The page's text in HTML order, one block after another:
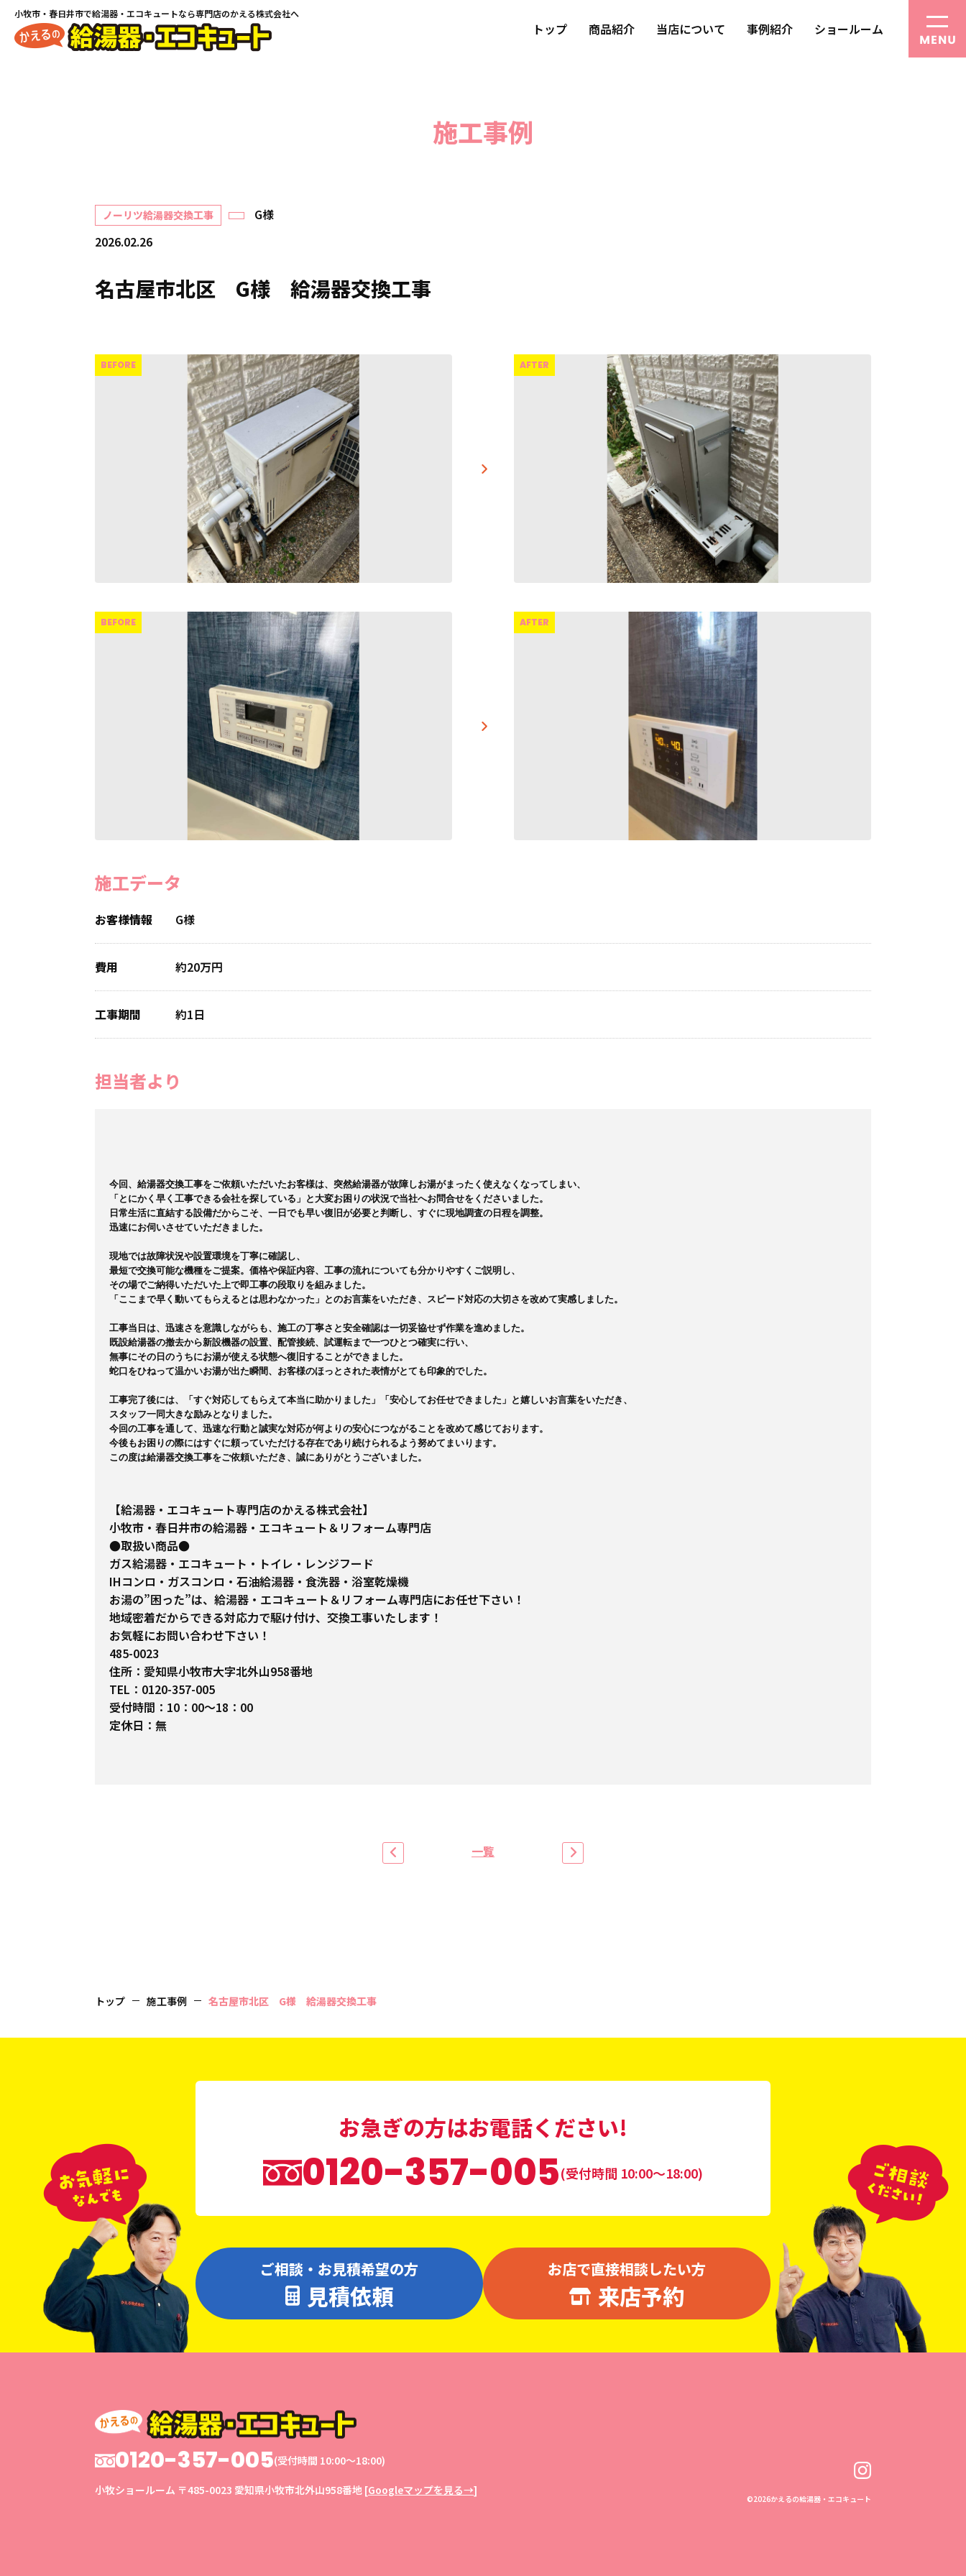
小牧市・春日井市で給湯器・エコキュートなら専門店のかえる株式会社へ
トップ 商品紹介 当店について 事例紹介 ショールーム
施工事例
ノーリツ給湯器交換工事
G様
2026.02.26
名古屋市北区 G様 給湯器交換工事
施工データ
お客様情報 G様
費用 約20万円
工事期間 約1日
担当者より
今回、給湯器交換工事をご依頼いただいたお客様は、突然給湯器が故障しお湯がまったく使えなくなってしまい、
「とにかく早く工事できる会社を探している」と大変お困りの状況で当社へお問合せをくださいました。
日常生活に直結する設備だからこそ、一日でも早い復旧が必要と判断し、すぐに現地調査の日程を調整。
迅速にお伺いさせていただきました。
現地では故障状況や設置環境を丁寧に確認し、
最短で交換可能な機種をご提案。価格や保証内容、工事の流れについても分かりやすくご説明し、
その場でご納得いただいた上で即工事の段取りを組みました。
「ここまで早く動いてもらえるとは思わなかった」とのお言葉をいただき、スピード対応の大切さを改めて実感しました。
工事当日は、迅速さを意識しながらも、施工の丁寧さと安全確認は一切妥協せず作業を進めました。
既設給湯器の撤去から新設機器の設置、配管接続、試運転まで一つひとつ確実に行い、
無事にその日のうちにお湯が使える状態へ復旧することができました。
蛇口をひねって温かいお湯が出た瞬間、お客様のほっとされた表情がとても印象的でした。
工事完了後には、「すぐ対応してもらえて本当に助かりました」「安心してお任せできました」と嬉しいお言葉をいただき、
スタッフ一同大きな励みとなりました。
今回の工事を通して、迅速な行動と誠実な対応が何よりの安心につながることを改めて感じております。
今後もお困りの際にはすぐに頼っていただける存在であり続けられるよう努めてまいります。
この度は給湯器交換工事をご依頼いただき、誠にありがとうございました。
【給湯器・エコキュート専門店のかえる株式会社】
小牧市・春日井市の給湯器・エコキュート＆リフォーム専門店
●取扱い商品●
ガス給湯器・エコキュート・トイレ・レンジフード
IHコンロ・ガスコンロ・石油給湯器・食洗器・浴室乾燥機
お湯の”困った”は、給湯器・エコキュート＆リフォーム専門店にお任せ下さい！
地域密着だからできる対応力で駆け付け、交換工事いたします！
お気軽にお問い合わせ下さい！
485-0023
住所：愛知県小牧市大字北外山958番地
TEL：0120-357-005
受付時間：10：00～18：00
定休日：無
一覧
トップ 施工事例 名古屋市北区 G様 給湯器交換工事
お急ぎの方はお電話ください!
0120-357-005(受付時間 10:00〜18:00)
ご相談・お見積希望の方
見積依頼
お店で直接相談したい方
来店予約
0120-357-005(受付時間 10:00〜18:00)
小牧ショールーム 〒485-0023 愛知県小牧市北外山958番地 [Googleマップを見る→]
©2026かえるの給湯器・エコキュート